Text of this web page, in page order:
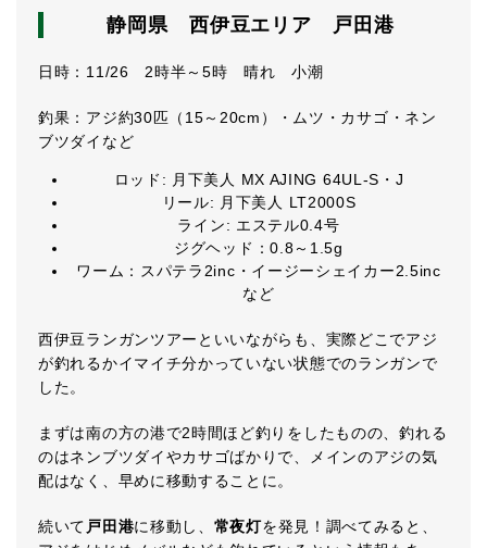
静岡県 西伊豆エリア 戸田港
日時：11/26 2時半～5時 晴れ 小潮
釣果：アジ約30匹（15～20cm）・ムツ・カサゴ・ネン
ブツダイなど
ロッド: 月下美人 MX AJING 64UL-S・J
リール: 月下美人 LT2000S
ライン: エステル0.4号
ジグヘッド：0.8～1.5g
ワーム：スパテラ2inc・イージーシェイカー2.5inc
など
西伊豆ランガンツアーといいながらも、実際どこでアジ
が釣れるかイマイチ分かっていない状態でのランガンで
した。
まずは南の方の港で2時間ほど釣りをしたものの、釣れる
のはネンブツダイやカサゴばかりで、メインのアジの気
配はなく、早めに移動することに。
続いて 戸田港に移動し、 常夜灯を発見！調べてみると、